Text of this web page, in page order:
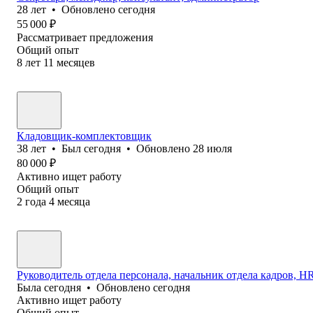
28 лет • Обновлено сегодня
55 000 ₽
Рассматривает предложения
Общий опыт
8 лет 11 месяцев
Кладовщик-комплектовщик
38 лет • Был сегодня • Обновлено 28 июля
80 000 ₽
Активно ищет работу
Общий опыт
2 года 4 месяца
Руководитель отдела персонала, начальник отдела кадров,
Была сегодня • Обновлено сегодня
Активно ищет работу